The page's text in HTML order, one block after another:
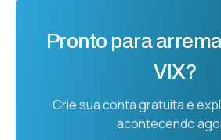
Pronto para
VIX?
Crie sua conta gratuita e
acontecendo